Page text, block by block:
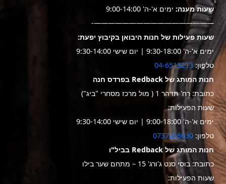
שעות מענה: ימים א'-ה' 9:00-14:00
—————————————————-
שעות פעילות של חנות היבואן בקיבוץ יפעת:
ימים א'-ה' 9:30-18:00 | יום שישי 9:30-14:00
טלפון: 04-6515213
חנות המותג של Redback בפרדס חנה
כתובת: רח' תדהר 1 ( מול מרכז מסחרי "ביג")
שעות הפעילות:
ימים א'-ה' 9:00-18:00 | יום שישי 9:30-14:00
טלפון: 0737256030
חנות המותג של Redback בביל"ו
כתובת: בוסי סנט ג'ורג' 15 – מתחם שער בילו
שעות הפעילות: